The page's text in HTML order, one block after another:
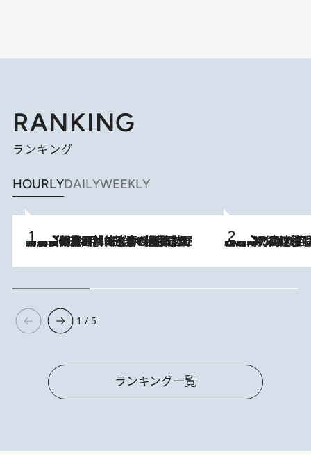
RANKING
ランキング
HOURLYDAILYWEEKLY
2026.8.8
「最後に見られてよかった」上野動物園の東園パンダ舎が解体前に特別公開。8月16日まで延長されたパネル展と共に辿る“半世紀”のパンダ飼育《解体工事の図面あり》 2026.8.7
「湘南乃風に憧れて」観客大盛上がりの“タオル回し”に、ラッパー顔負けの高速歌唱まで…さだまさし（74）のアグレッシブすぎる現在地
1 / 5
ランキング一覧